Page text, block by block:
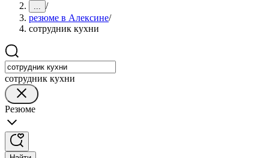
... /
резюме в Алексине/
сотрудник кухни
сотрудник кухни
Резюме